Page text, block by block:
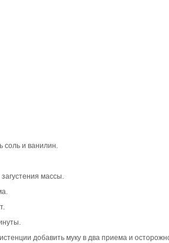
соль и ванилин.
массы.
добавить муку в два приема и